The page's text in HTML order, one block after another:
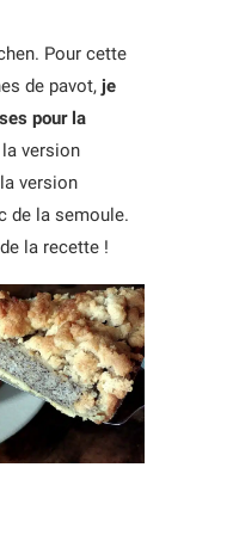
Pour cette
de pavot, je
pour la
la version
version
de la semoule.
la recette !